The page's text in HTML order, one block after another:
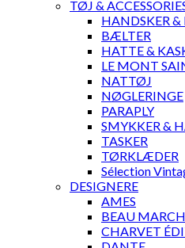
TØJ &
HANDSKER &
BÆLTER
HATTE &
LE MONT
NATTØJ
NØGLERINGE
PARAPLY
SMYKKER &
TASKER
TØRKLÆDER
Sélection
DESIGNERE
AMES
BEAU
CHARVET